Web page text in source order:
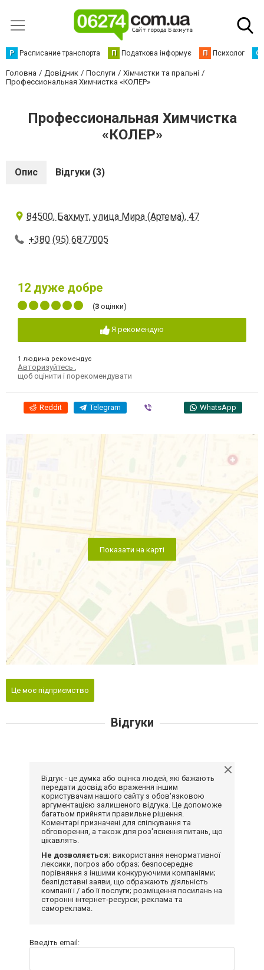
Р Расписание транспорта П Податкова інформує П Психолог С
Головна Довідник Послуги
Хімчистки та пральні
Профессиональная Химчистка «КОЛЕР»
Профессиональная Химчистка
«КОЛЕР»
Опис Відгуки (3)
84500, Бахмут, улица Мира (Артема), 47
+380 (95) 6877005
12 дуже добре
(3 оцінки)
Я рекомендую
1 людина рекомендує
Авторизуйтесь
щоб оцінити і порекомендувати
Reddit Telegram WhatsApp
Показати на карті
Це моє підприємство
Відгуки
Відгук - це думка або оцінка людей, які бажають
передати досвід або враження іншим
користувачам нашого сайту з обов'язковою
аргументацією залишеного відгука. Це допоможе
багатьом прийняти правильне рішення.
Коментарі призначені для спілкування та
обговорення, а також для роз'яснення питань, що
цікавлять.
Не дозволяється: використання ненормативної
лексики, погроз або образ; безпосереднє
порівняння з іншими конкуруючими компаніями;
безпідставні заяви, що ображають діяльність
компанії і / або її послуги; розміщення посилань на
сторонні інтернет-ресурси; реклама та
самореклама.
Введіть email: